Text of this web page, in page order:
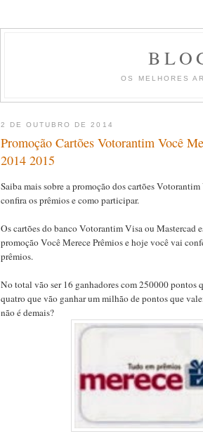
OS MELHORES
2 DE OUTUBRO DE 2014
Promoção Cartões Votorantim Você
2014 2015
Saiba mais sobre a promoção dos cartões
confira os prêmios e como participar.
Os cartões do banco Votorantim Visa ou Mastercad
promoção Você Merece Prêmios e hoje você vai
prêmios.
No total vão ser 16 ganhadores com 250000 pontos
quatro que vão ganhar um milhão de pontos que
não é demais?